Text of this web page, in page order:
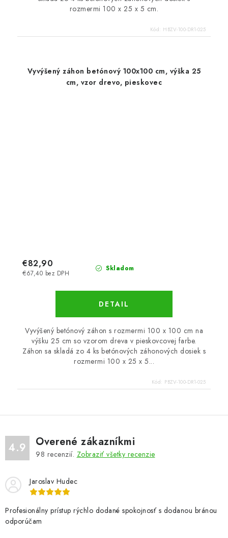
rozmermi 100 x 25 x 5 cm.
Kód: HBZV-100-DR1-025
Vyvýšený záhon betónový 100x100 cm, výška 25
cm, vzor drevo, pieskovec
Skladom
€67,40 bez DPH
€82,90
DETAIL
Vyvýšený betónový záhon s rozmermi 100 x 100 cm na
výšku 25 cm so vzorom dreva v pieskovcovej farbe.
Záhon sa skladá zo 4 ks betónových záhonových dosiek s
rozmermi 100 x 25 x 5...
Kód: PBZV-100-DR1-025
4.9 Overené zákazníkmi
98 recenzií. Zobraziť všetky recenzie
Jaroslav Hudec
Profesionálny prístup rýchlo dodané spokojnosť s dodanou bránou
odporúčam